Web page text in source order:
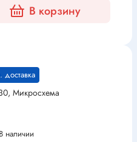
В корзину
доставка
Микросхема
В наличии